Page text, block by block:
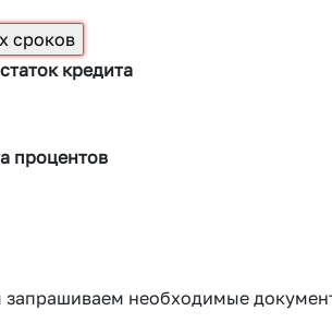
кредита
процентов
запрашиваем необходимые